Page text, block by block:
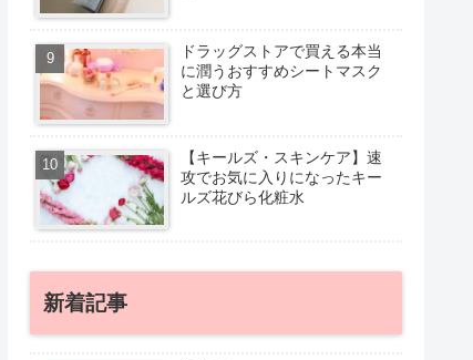
ドラッグストアで買える本当
に潤うおすすめシートマスク
と選び方
【キールズ・スキンケア】速
攻でお気に入りになったキー
ルズ花びら化粧水
新着記事